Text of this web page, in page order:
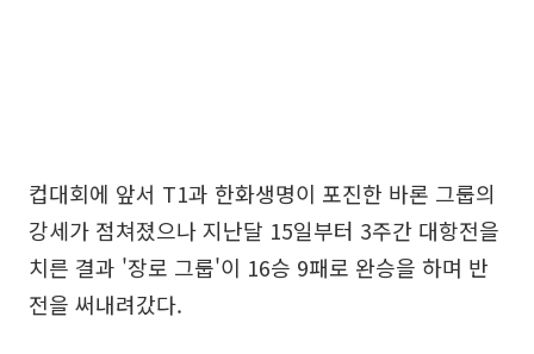
컵대회에 앞서 T1과 한화생명이 포진한 바론 그룹의
강세가 점쳐졌으나 지난달 15일부터 3주간 대항전을
치른 결과 '장로 그룹'이 16승 9패로 완승을 하며 반
전을 써내려갔다.